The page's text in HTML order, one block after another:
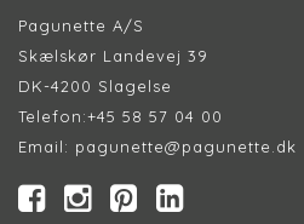
Pagunette A/S
Skælskør Landevej 39
DK-4200 Slagelse
Telefon:+45 58 57 04 00
Email: pagunette@pagunette.dk